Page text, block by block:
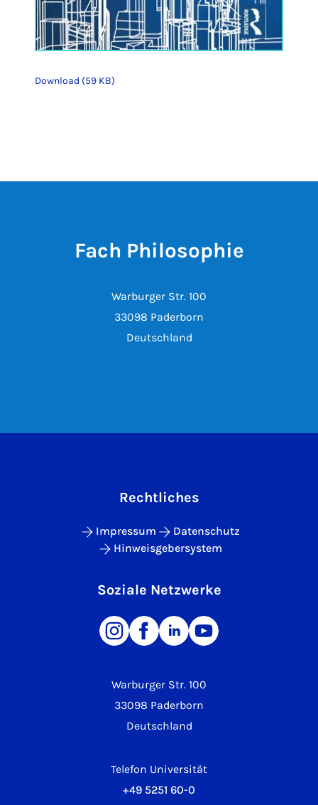
Download (59 KB)
Fach Philosophie
Warburger Str. 100
33098 Paderborn
Deutschland
Warburger Str. 100
33098 Paderborn
Deutschland
Telefon Universität
+49 5251 60-0
Rechtliches
Impressum
Datenschutz
Hinweisgebersystem
Soziale Netzwerke